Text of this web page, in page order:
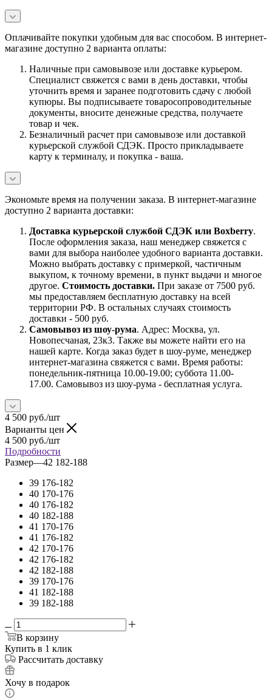
Оплачивайте покупки удобным для вас способом. В интернет-
магазине доступно 2 варианта оплаты:
Наличные при самовывозе или доставке курьером.
Специалист свяжется с вами в день доставки, чтобы
уточнить время и заранее подготовить сдачу с любой
купюры. Вы подписываете товаросопроводительные
документы, вносите денежные средства, получаете
товар и чек.
Безналичный расчет при самовывозе или доставкой
курьерской службой СДЭК. Просто прикладываете
карту к терминалу, и покупка - ваша.
Экономьте время на получении заказа. В интернет-магазине
доступно 2 варианта доставки:
Доставка курьерской службой СДЭК или Boxberry.
После оформления заказа, наш менеджер свяжется с
вами для выбора наиболее удобного варианта доставки.
Можно выбрать доставку с примеркой, частичным
выкупом, к точному времени, в пункт выдачи и многое
другое. Стоимость доставки. При заказе от 7500 руб.
мы предоставляем бесплатную доставку на всей
территории РФ. В остальных случаях стоимость
доставки - 500 руб.
Самовывоз из шоу-рума. Адрес: Москва, ул.
Новопесчаная, 23к3. Также вы можете найти его на
нашей карте. Когда заказ будет в шоу-руме, менеджер
интернет-магазина свяжется с вами. Время работы:
понедельник-пятница 10.00-19.00; суббота 11.00-
17.00. Самовывоз из шоу-рума - бесплатная услуга.
4 500 руб./шт
Варианты цен
4 500 руб./шт
Подробности
Размер—42 182-188
39 176-182
40 170-176
40 176-182
40 182-188
41 170-176
41 176-182
42 170-176
42 176-182
42 182-188
39 170-176
41 182-188
39 182-188
В корзину
Купить в 1 клик
Рассчитать доставку
Хочу в подарок